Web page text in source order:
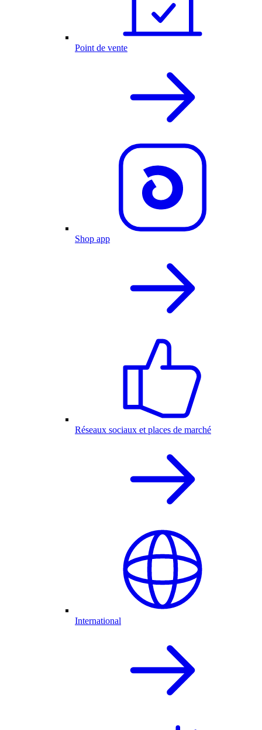
Point de vente
Shop app
Réseaux sociaux et places de marché
International